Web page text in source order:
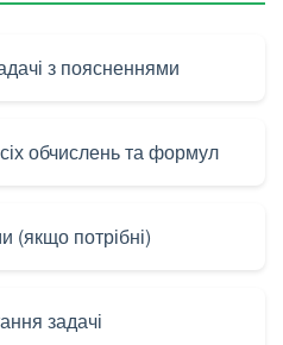
з поясненнями
обчислень та формул
(якщо потрібні)
задачі